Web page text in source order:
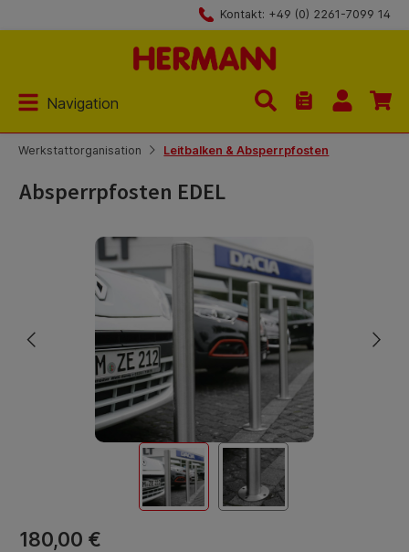
Kontakt: +49 (0) 2261-7099 14
Navigation
Du hast 0
Werkstattorganisation Leitbalken & Absperrpfosten
Absperrpfosten EDEL
Bildergalerie überspringen
Regulärer Preis:
180,00 €